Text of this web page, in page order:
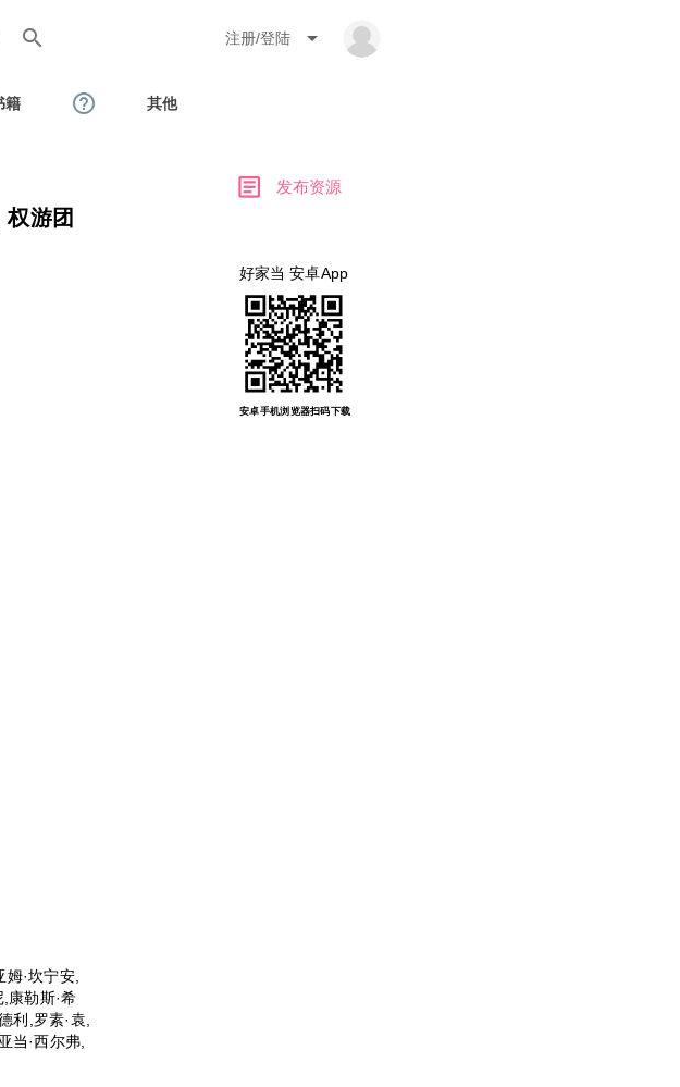
search 注册/登陆 arrow_drop_down
籍 help_outline 其他
游团
·坎宁安,
康勒斯·希
利,罗素·袁,
当·西尔弗,
article 发布资源
好家当 安卓App
安卓手机浏览器扫码下载